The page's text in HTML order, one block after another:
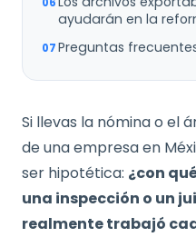
ayudarán en la
Preguntas
Si llevas la nómina o el
de una empresa en
ser hipotética: ¿con
una inspección o un
realmente trabajó